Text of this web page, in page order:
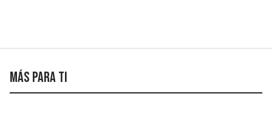
Más para ti